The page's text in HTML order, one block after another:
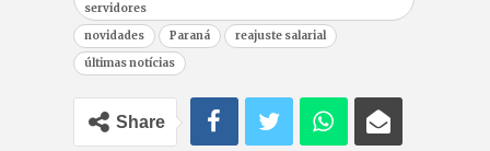
servidores
novidades
Paraná
reajuste salarial
últimas notícias
Share